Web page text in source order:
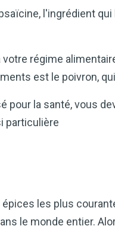
l'ingrédient
régime
est le poivron,
pour la santé, vous
particulière
les plus
le monde entier.